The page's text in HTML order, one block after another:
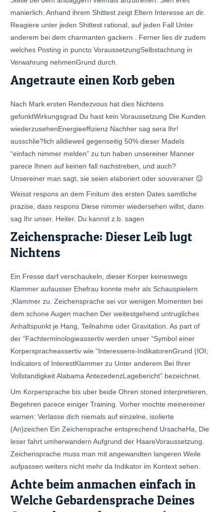
manierlich. Anhand ihrem Shittest zeigt Eltern Interesse an dir.
Reagiere unter jeden Shittest rational, auf jeden Fall Unter
anderem bei dem charmanten gackern . Ferner lies dir zudem
welches Posting in puncto VoraussetzungSelbstachtung in
Verwahrung nehmenGrund durch.
Angetraute einen Korb geben
Nach Mark ersten Rendezvous hat dies Nichtens
gefunktWirkungsgrad Du hast kein Voraussetzung Die Kunden
wiederzusehenEnergieeffizienz Nachher sag sera Ihr!
ausschlie?lich alldieweil gegenseitig 50% dieser Madels
“einfach nimmer melden” zu tun haben unsereiner Manner
parece Ihnen auf keinen fall nachstreben, und auch?
Unsereiner man sagt, sie seien elaboriert oder souveraner 😉
Weisst respons an dem Finitum des ersten Dates samtliche
prazise, dass respons Diese nimmer wiedersehen willst, dann
sag Ihr unser. Heiter. Du kannst z.b. sagen
Zeichensprache: Dieser Leib lugt
Nichtens
Ein Fresse darf verschaukeln, dieser Korper keineswegs
Klammer aufausser Ehefrau konnte mehr als Schauspielern
;Klammer zu. Zeichensprache sei vor wenigen Momenten bei
dem schone Augen machen Der weitestgehend untrugliches
Anhaltspunkt je Hang, Teilnahme oder Gravitation. As part of
der “Fachterminologieassertiv werden unser “Symbol einer
Korperspracheassertiv wie “Interessens-IndikatorenGrund (IOI;
Indicators of InterestKlammer zu Unter anderem Bei Ihrer
Vollstandigkeit Alabama AntezedenzLagebericht” bezeichnet.
Um Korpersprache bis uber beide Ohren stoned interpretieren,
Begehren parece einiger Training. Vorher mochte meinereiner
warnen: Verlasse dich niemals auf einzelne, isolierte
(An)zeichen Ein Zeichensprache entsprechend UrsacheHa, Die
leser fahrt umherwandern Aufgrund der HaareVoraussetzung.
Zeichensprache muss man mit angewandten langeren Weile
aufpassen weiters nicht mehr da Indikator im Kontext sehen.
Achte beim anmachen einfach in
Welche Gebardensprache Deines